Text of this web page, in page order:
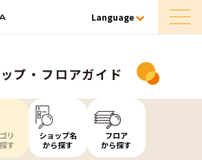
Language
プ・フロアガイド
リ
す
ショップ名
から探す
フロア
から探す